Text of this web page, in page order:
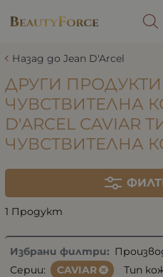
Назад до Jean D'Arcel
ДРУГИ
ЧУВСТВИТЕЛНА
D'ARCEL CAVIAR
ЧУВСТВИТЕЛНА
1 Продукт
Избрани филтри:
Серии:
CAVIAR Тип